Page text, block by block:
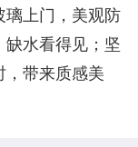
上门，美观防
水看得见；坚
带来质感美